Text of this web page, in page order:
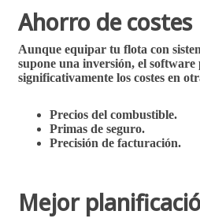
Ahorro de costes
Aunque equipar tu flota con
supone una inversión, el
significativamente los costes en
Precios del combustible.
Primas de seguro.
Precisión de facturación.
Mejor